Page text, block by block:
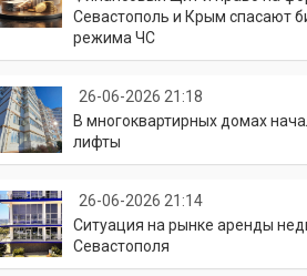
Севастополь и Крым спасают
режима ЧС
26-06-2026 21:18
В многоквартирных домах
лифты
26-06-2026 21:14
Ситуация на рынке аренды
Севастополя